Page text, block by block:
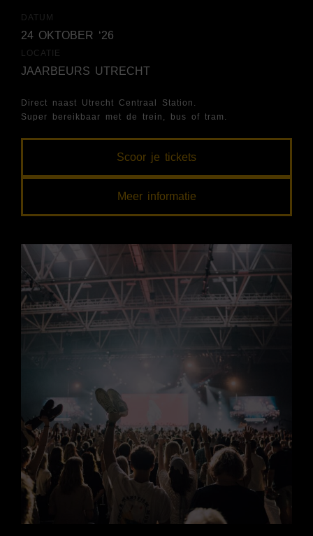
DATUM
24 OKTOBER ‘26
LOCATIE
JAARBEURS UTRECHT
Direct naast Utrecht Centraal Station.
Super bereikbaar met de trein, bus of tram.
Scoor je tickets
Meer informatie